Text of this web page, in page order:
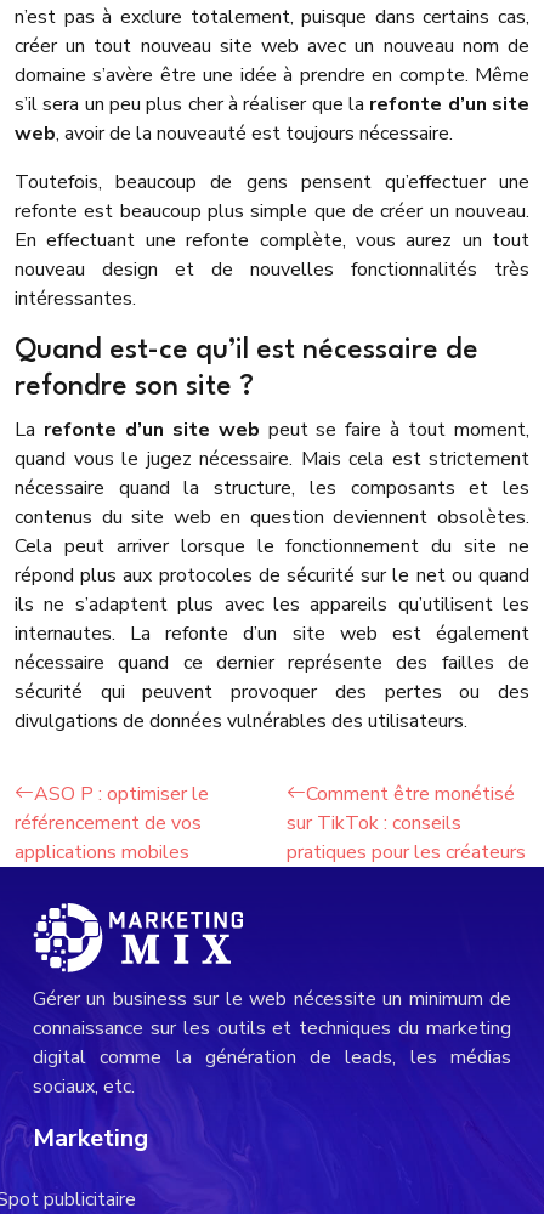
n’est pas à exclure totalement, puisque dans certains cas,
créer un tout nouveau site web avec un nouveau nom de
domaine s’avère être une idée à prendre en compte. Même
s’il sera un peu plus cher à réaliser que la refonte d’un site
web, avoir de la nouveauté est toujours nécessaire.
Toutefois, beaucoup de gens pensent qu’effectuer une
refonte est beaucoup plus simple que de créer un nouveau.
En effectuant une refonte complète, vous aurez un tout
nouveau design et de nouvelles fonctionnalités très
intéressantes.
Quand est-ce qu’il est nécessaire de
refondre son site ?
La refonte d’un site web peut se faire à tout moment,
quand vous le jugez nécessaire. Mais cela est strictement
nécessaire quand la structure, les composants et les
contenus du site web en question deviennent obsolètes.
Cela peut arriver lorsque le fonctionnement du site ne
répond plus aux protocoles de sécurité sur le net ou quand
ils ne s’adaptent plus avec les appareils qu’utilisent les
internautes. La refonte d’un site web est également
nécessaire quand ce dernier représente des failles de
sécurité qui peuvent provoquer des pertes ou des
divulgations de données vulnérables des utilisateurs.
ASO P : optimiser le
référencement de vos
applications mobiles
Comment être monétisé
sur TikTok : conseils
pratiques pour les créateurs
Gérer un business sur le web nécessite un minimum de
connaissance sur les outils et techniques du marketing
digital comme la génération de leads, les médias
sociaux, etc.
Marketing
publicitaire